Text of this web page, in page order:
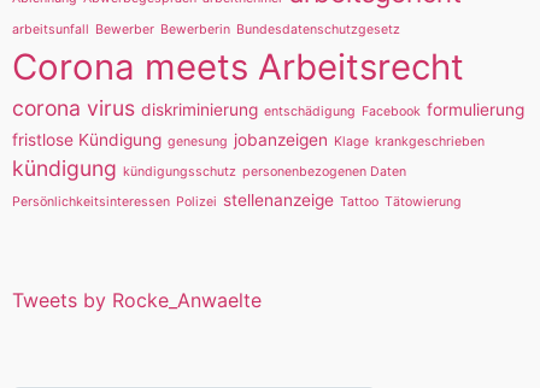
arbeitsunfall Bewerber Bewerberin Bundesdatenschutzgesetz
Corona meets Arbeitsrecht
corona virus diskriminierung entschädigung Facebook formulierung
fristlose Kündigung genesung jobanzeigen Klage krankgeschrieben
kündigung kündigungsschutz personenbezogenen Daten
Persönlichkeitsinteressen Polizei stellenanzeige Tattoo Tätowierung
Tweets by Rocke_Anwaelte